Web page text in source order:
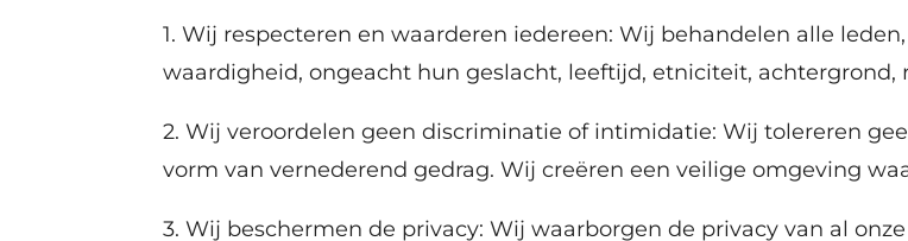
1. Wij respecteren en waarderen iedereen: Wij behandelen alle
waardigheid, ongeacht hun geslacht, leeftijd, etniciteit, achtergrond,
2. Wij veroordelen geen discriminatie of intimidatie: Wij tolereren
vorm van vernederend gedrag. Wij creëren een veilige omgeving
3. Wij beschermen de privacy: Wij waarborgen de privacy van al